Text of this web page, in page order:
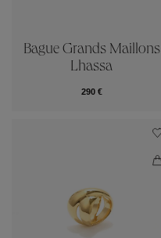
Bague Grands Maillons
Lhassa
290 €